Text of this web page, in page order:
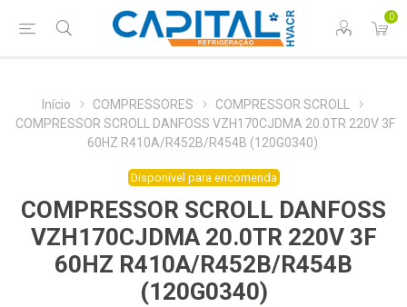
0
Início COMPRESSORES
COMPRESSOR SCROLL
COMPRESSOR SCROLL DANFOSS VZH170CJDMA 20.0TR 220V 3F
60HZ R410A/R452B/R454B (120G0340)
Disponível para encomenda
COMPRESSOR SCROLL DANFOSS
VZH170CJDMA 20.0TR 220V 3F
60HZ R410A/R452B/R454B
(120G0340)